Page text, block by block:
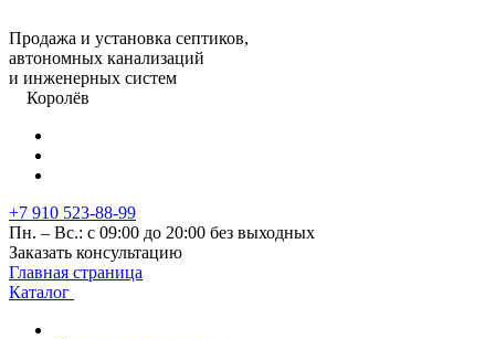
Продажа и установка септиков,
автономных канализаций
и инженерных систем
Королёв
+7 910 523-88-99
Пн. – Вс.: с 09:00 до 20:00 без выходных
Заказать консультацию
Главная страница
Каталог